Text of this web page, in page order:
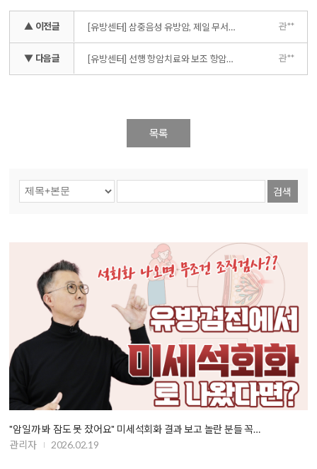
▲ 이전글 [유방센터] 삼중음성 유방암, 제일 무서운 유방암이라고 하는 이유 관**
▼ 다음글 [유방센터] 선행 항암치료와 보조 항암치료 관**
목록
검색
"암일까 봐 잠도 못 잤어요" 미세석회화 결과 보고 놀란 분들 꼭…
관리자
2026.02.19